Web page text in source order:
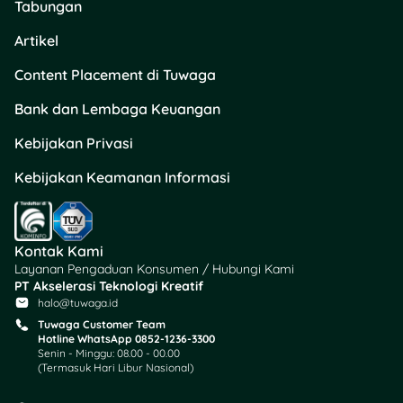
6 - 30 bulan
Butuh info finansial lengkap
dan terpercaya? Langsung
kamu bisa baca artikel
seputar tips finansial, cek
berbagai produk seperti
kartu kredit, tabungan,
KTA, dana tunai jaminan
properti &kendaraan,
bahkan bisa langsung
apply juga, lho. Yuk,
#CerdasFinansial bareng
Tuwaga sekarang juga!
Tabungan
Artikel
Content Placement di Tuwaga
Bank dan Lembaga Keuangan
Kebijakan Privasi
Kebijakan Keamanan Informasi
Kontak Kami
Layanan Pengaduan Konsumen / Hubungi Kami
PT Akselerasi Teknologi Kreatif
halo@tuwaga.id
Tuwaga Customer Team
Hotline WhatsApp 0852-1236-3300
Senin - Minggu: 08.00 - 00.00
(Termasuk Hari Libur Nasional)